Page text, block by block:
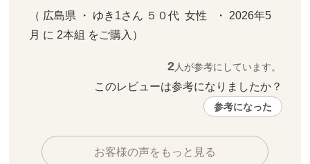
（ 広島県 ・ ゆき1さん ５０代  女性   ・ 2026年5
月 に 2本組 をご購入）
2人が参考にしています。
このレビューは参考になりましたか？
参考になった
お客様の声をもっと見る